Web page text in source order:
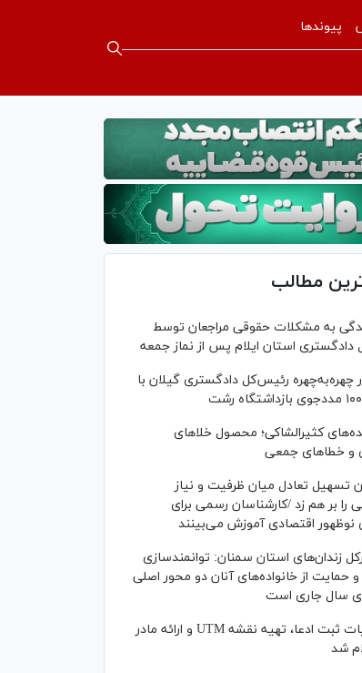
پیوندها
مطالب
به مشکلات حقوقی مراجعان توسط
استان ایلام پس از نماز جمعه
چهره‌به‌چهره رئیس‌کل دادگستری گیلان با
کثیرالشاکی؛ محصول خلا‌های
و خطا‌های جمعی
تسهیل تعادل میان ظرفیت و نیاز
را بر هم زد /کارشناسان رسمی برای
نوظهور اقتصادی آموزش می‌بینند
زندان‌های استان سمنان: توانمندسازی
و حمایت از خانواده‌های آنان دو محور اصلی
سال جاری است
جزئیات ثبت ادعا، تهیه نقشه UTM و ارائه مادر
شد